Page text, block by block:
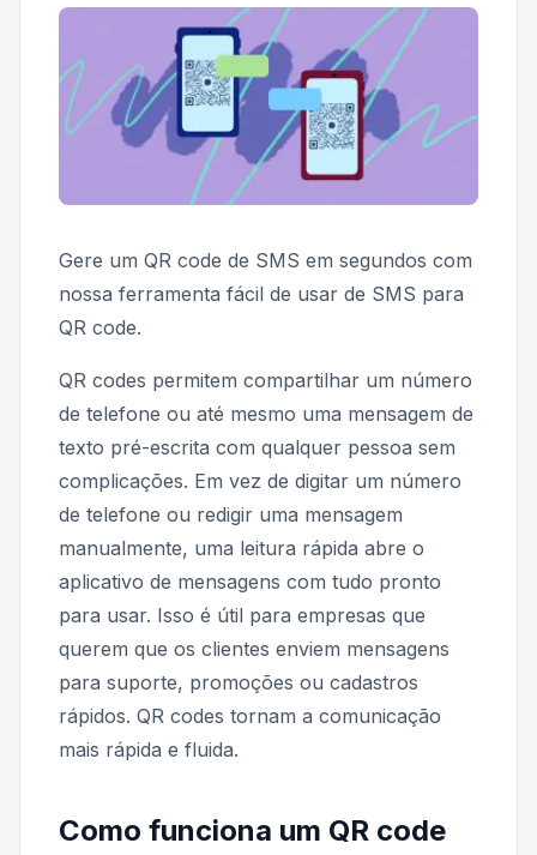
Gere um QR code de SMS em segundos com
nossa ferramenta fácil de usar de SMS para
QR code.
QR codes permitem compartilhar um número
de telefone ou até mesmo uma mensagem de
texto pré-escrita com qualquer pessoa sem
complicações. Em vez de digitar um número
de telefone ou redigir uma mensagem
manualmente, uma leitura rápida abre o
aplicativo de mensagens com tudo pronto
para usar. Isso é útil para empresas que
querem que os clientes enviem mensagens
para suporte, promoções ou cadastros
rápidos. QR codes tornam a comunicação
mais rápida e fluida.
Como funciona um QR code